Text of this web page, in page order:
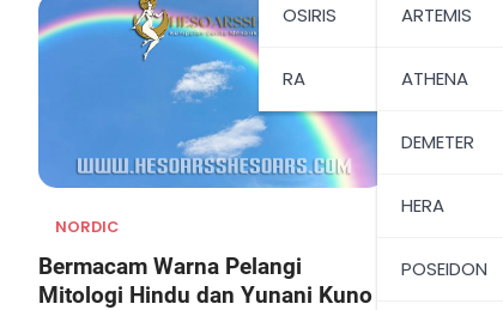
OSIRIS
RA
ARTEMIS
ATHENA
DEMETER
HERA
POSEIDON
NORDIC
Bermacam Warna Pelangi
Mitologi Hindu dan Yunani Kuno